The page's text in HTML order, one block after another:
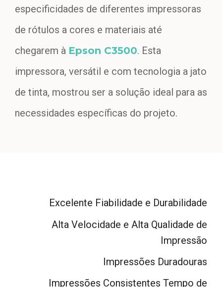
especificidades de diferentes impressoras
de rótulos a cores e materiais até
chegarem à Epson C3500. Esta
impressora, versátil e com tecnologia a jato
de tinta, mostrou ser a solução ideal para as
necessidades específicas do projeto.
Excelente Fiabilidade e Durabilidade
Alta Velocidade e Alta Qualidade de
Impressão
Impressões Duradouras
Impressões Consistentes Tempo de